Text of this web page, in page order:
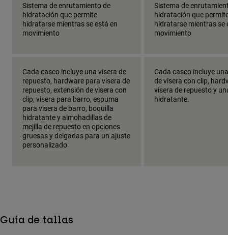
Sistema de enrutamiento de
hidratación que permite
hidratarse mientras se está en
movimiento
Sistema de
hidratación que
hidratarse mientras se
movimiento
Cada casco incluye una visera de
repuesto, hardware para visera de
repuesto, extensión de visera con
clip, visera para barro, espuma
para visera de barro, boquilla
hidratante y almohadillas de
mejilla de repuesto en opciones
gruesas y delgadas para un ajuste
personalizado
Cada casco incluye
de visera con clip,
visera de repuesto y
hidratante.
Guía de tallas